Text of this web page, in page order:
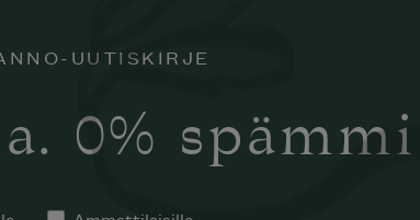
UUTISKIRJE
0%